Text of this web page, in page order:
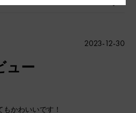
ュー
かわいいです！
公
2023-12-30